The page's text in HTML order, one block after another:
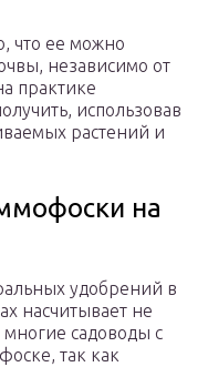
что ее можно
независимо от
практике
использовав
растений и
на
удобрений в
насчитывает не
многие садоводы с
так как